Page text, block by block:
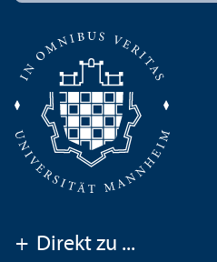
+ Direkt zu ...